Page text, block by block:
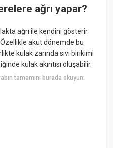
ağrı yapar?
ağrı ile kendini gösterir.
Özellikle akut dönemde bu
kulak zarında sıvı birikimi
kulak akıntısı oluşabilir.
tamamını burada okuyun: